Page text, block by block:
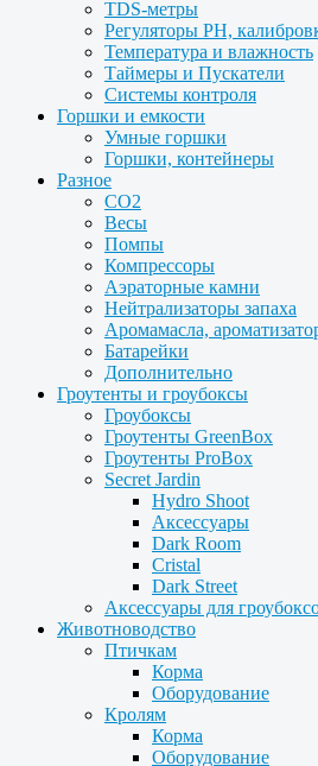
TDS-метры
Регуляторы PH,
Температура и влажность
Таймеры и Пускатели
Системы контроля
Горшки и емкости
Умные горшки
Горшки, контейнеры
Разное
CO2
Весы
Помпы
Компрессоры
Аэраторные камни
Нейтрализаторы запаха
Аромамасла,
Батарейки
Дополнительно
Гроутенты и гроубоксы
Гроубоксы
Гроутенты GreenBox
Гроутенты ProBox
Secret Jardin
Hydro Shoot
Аксессуары
Dark Room
Cristal
Dark Street
Аксессуары для
Животноводство
Птичкам
Корма
Оборудование
Кролям
Корма
Оборудование